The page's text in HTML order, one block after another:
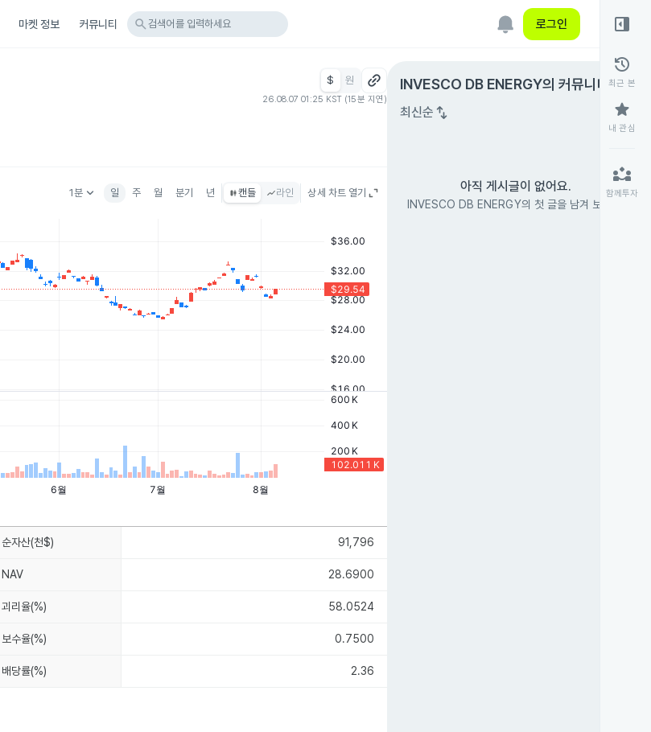
마켓 정보 커뮤니티 search 검색어를 입력하세요 로그인
$ 원
26.08.07 01:25 KST (15분 지연)
1분keyboard_arrow_down 일 주 월 분기 년 캔들 라인 상세 차트 열기
INVESCO DB ENERGY의 커뮤니티expand_circle_right
최신순 swap_vert
아직 게시글이 없어요.
INVESCO DB ENERGY의 첫 글을 남겨 보세요.
right_panel_open
history
최근 본
star
내 관심
partner_exchange
함께투자